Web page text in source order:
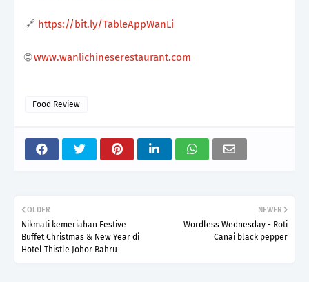
🔗 https://bit.ly/TableAppWanLi
🌐www.wanlichineserestaurant.com
Food Review
NEWER
Wordless Wednesday - Roti
Canai black pepper
OLDER
Nikmati kemeriahan Festive
Buffet Christmas & New Year di
Hotel Thistle Johor Bahru